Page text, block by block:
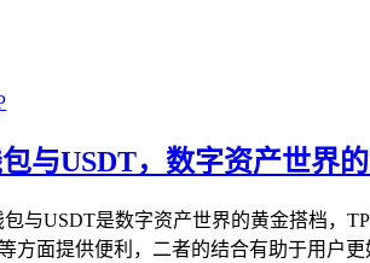
与USDT，数字资产世界
与USDT是数字资产世界的黄金搭档，
方面提供便利，二者的结合有助于用户